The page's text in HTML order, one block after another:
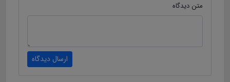
متن دیدگاه
ارسال دیدگاه